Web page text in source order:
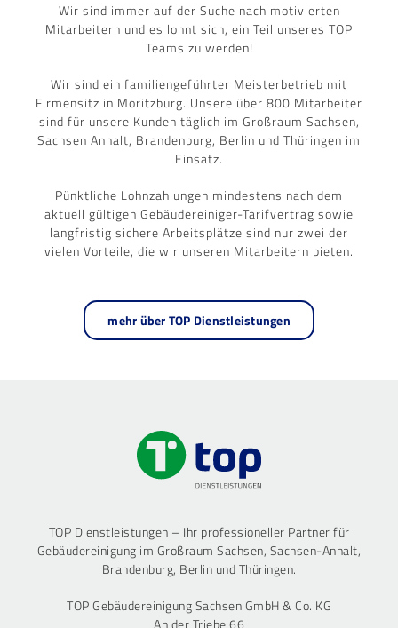
Wir sind immer auf der Suche nach motivierten
Mitarbeitern und es lohnt sich, ein Teil unseres TOP
Teams zu werden!
Wir sind ein familiengeführter Meisterbetrieb mit
Firmensitz in Moritzburg. Unsere über 800 Mitarbeiter
sind für unsere Kunden täglich im Großraum Sachsen,
Sachsen Anhalt, Brandenburg, Berlin und Thüringen im
Einsatz.
Pünktliche Lohnzahlungen mindestens nach dem
aktuell gültigen Gebäudereiniger-Tarifvertrag sowie
langfristig sichere Arbeitsplätze sind nur zwei der
vielen Vorteile, die wir unseren Mitarbeitern bieten.
mehr über TOP Dienstleistungen
TOP Dienstleistungen – Ihr professioneller Partner für
Gebäudereinigung im Großraum Sachsen, Sachsen-Anhalt,
Brandenburg, Berlin und Thüringen.
TOP Gebäudereinigung Sachsen GmbH & Co. KG